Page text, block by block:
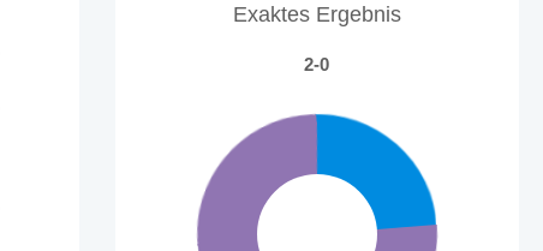
Exaktes Ergebnis
2-0